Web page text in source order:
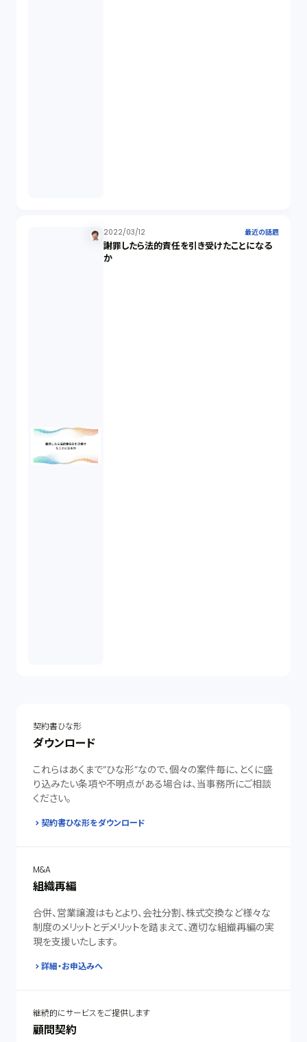
2022/03/12 最近の話題
謝罪したら法的責任を引き受けたことになる
か
契約書ひな形
ダウンロード
これらはあくまで”ひな形”なので、個々の案件毎に、とくに盛
り込みたい条項や不明点がある場合は、当事務所にご相談
ください。
契約書ひな形をダウンロード
M&A
組織再編
合併、営業譲渡はもとより、会社分割、株式交換など様々な
制度のメリットとデメリットを踏まえて、適切な組織再編の実
現を支援いたします。
詳細・お申込みへ
継続的にサービスをご提供します
顧問契約